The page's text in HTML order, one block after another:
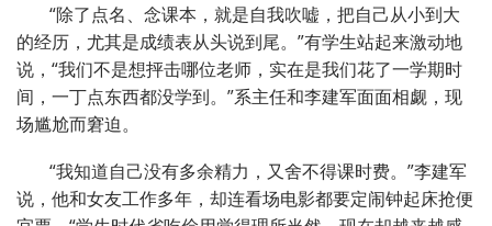
“除了点名、念课本，就是自我吹嘘，把自己从小到大
的经历，尤其是成绩表从头说到尾。”有学生站起来激动地
说，“我们不是想抨击哪位老师，实在是我们花了一学期时
间，一丁点东西都没学到。”系主任和李建军面面相觑，现
场尴尬而窘迫。
“我知道自己没有多余精力，又舍不得课时费。”李建军
说，他和女友工作多年，却连看场电影都要定闹钟起床抢便